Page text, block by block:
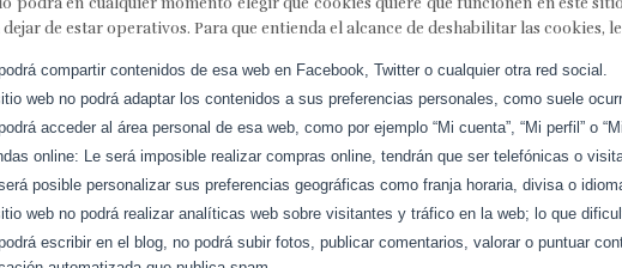
de estar operativos. Para que entienda el alcance de deshabilitar las cookies,
compartir contenidos de esa web en Facebook, Twitter o cualquier otra red social.
web no podrá adaptar los contenidos a sus preferencias personales, como suele
acceder al área personal de esa web, como por ejemplo “Mi cuenta”, “Mi perfil” o
online: Le será imposible realizar compras online, tendrán que ser telefónicas o
posible personalizar sus preferencias geográficas como franja horaria, divisa o
web no podrá realizar analíticas web sobre visitantes y tráfico en la web; lo que
escribir en el blog, no podrá subir fotos, publicar comentarios, valorar o puntuar